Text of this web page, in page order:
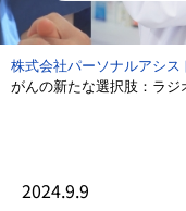
株式会社パーソナルアシス
がんの新たな選択肢：ラジ
2024.9.9